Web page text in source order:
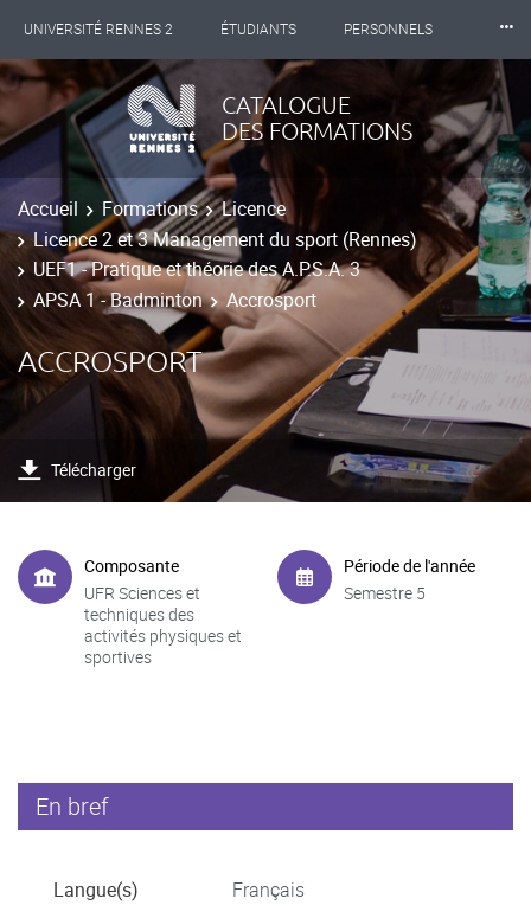
UNIVERSITÉ RENNES 2 ÉTUDIANTS PERSONNELS
INTERNATIONAL PROFESSIONNELS BIBLIOTHÈQUES
LES NOUVELLES DE RENNES 2
⸱⸱⸱
CATALOGUE
DES FORMATIONS
Accueil Formations
Licence
Licence 2 et 3 Management du sport (Rennes)
UEF1 - Pratique et théorie des A.P.S.A. 3
APSA 1 - Badminton
Accrosport
ACCROSPORT
Télécharger
Composante
UFR Sciences et
techniques des
activités physiques et
sportives
Période de l'année
Semestre 5
En bref
Langue(s)
Français